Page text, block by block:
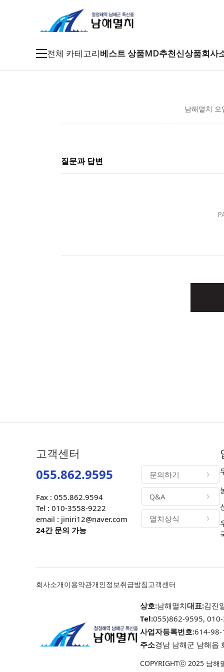
전체 카테고리
특산건어물
베스트 상품MD추천신상품회사
남해멸치 오
질문과 답변
고객센터
055.862.9595
Fax : 055.862.9594
Tel : 010-3558-9222
email : jiniri12@naver.com
24간 문의 가능
문의하기
Q&A
멸치상식
회사소개이용약관개인정보취급방침고객센터
상호:남해멸치대표:김진
Tel:055)862-9595,
사업자등록번호:614-98-
주소경남 남해군 남해읍
COPYRIGHTⓒ 2025 남해